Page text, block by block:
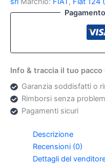
Special
(Originale)
Info & traccia il tuo pacco
Garanzia soddisfatti o
Rimborsi senza
Pagamenti sicuri
Descrizione
Recensioni (0)
Dettagli del